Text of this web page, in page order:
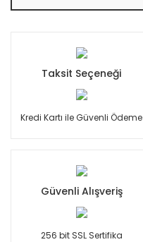
Taksit Seçeneği
Kredi Kartı ile Güvenli Ödeme
Güvenli Alışveriş
256 bit SSL Sertifika